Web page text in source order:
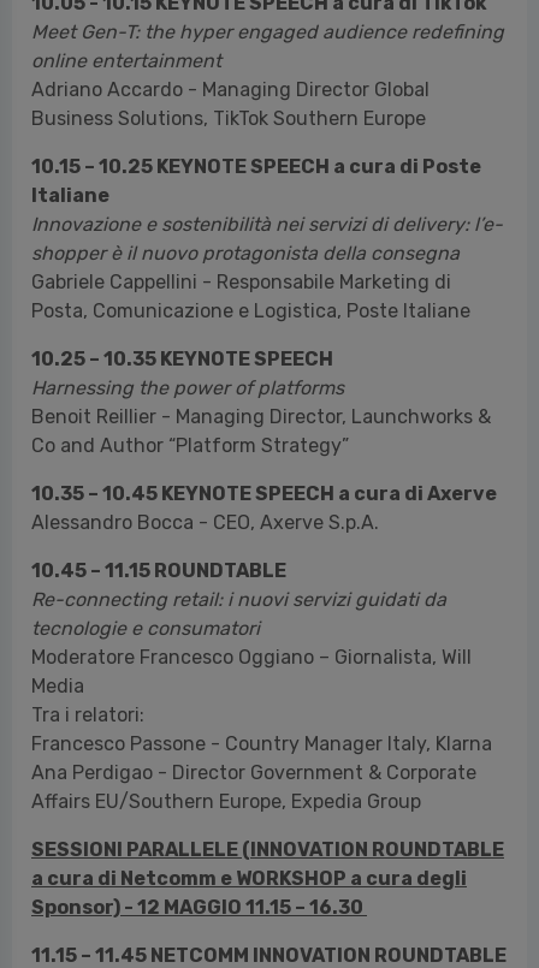
Meet Gen-T: the hyper engaged audience redefining
online entertainment
Adriano Accardo - Managing Director Global
Business Solutions, TikTok Southern Europe
10.15 – 10.25 KEYNOTE SPEECH a cura di Poste
Italiane
Innovazione e sostenibilità nei servizi di delivery: l’e-
shopper è il nuovo protagonista della consegna
Gabriele Cappellini - Responsabile Marketing di
Posta, Comunicazione e Logistica, Poste Italiane
10.25 – 10.35 KEYNOTE SPEECH
Harnessing the power of platforms
Benoit Reillier - Managing Director, Launchworks &
Co and Author “Platform Strategy”
10.35 – 10.45 KEYNOTE SPEECH a cura di Axerve
Alessandro Bocca - CEO, Axerve S.p.A.
10.45 – 11.15 ROUNDTABLE
Re-connecting retail: i nuovi servizi guidati da
tecnologie e consumatori
Moderatore Francesco Oggiano – Giornalista, Will
Media
Tra i relatori:
Francesco Passone - Country Manager Italy, Klarna
Ana Perdigao - Director Government & Corporate
Affairs EU/Southern Europe, Expedia Group
SESSIONI PARALLELE (INNOVATION ROUNDTABLE
a cura di Netcomm e WORKSHOP a cura degli
Sponsor) - 12 MAGGIO 11.15 – 16.30
11.15 – 11.45 NETCOMM INNOVATION ROUNDTABLE